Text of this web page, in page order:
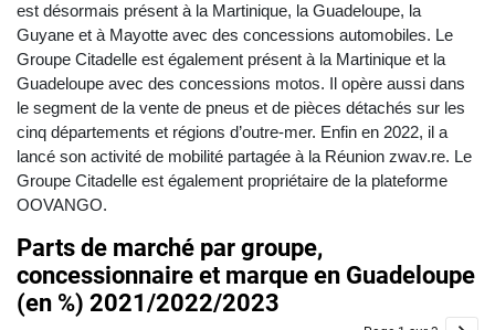
est désormais présent à la Martinique, la Guadeloupe, la
Guyane et à Mayotte avec des concessions automobiles. Le
Groupe Citadelle est également présent à la Martinique et la
Guadeloupe avec des concessions motos. Il opère aussi dans
le segment de la vente de pneus et de pièces détachés sur les
cinq départements et régions d’outre-mer. Enfin en 2022, il a
lancé son activité de mobilité partagée à la Réunion zwav.re. Le
Groupe Citadelle est également propriétaire de la plateforme
OOVANGO.